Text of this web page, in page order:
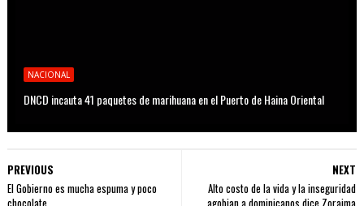
NACIONAL
DNCD incauta 41 paquetes de marihuana en el Puerto de Haina Oriental
NEXT
Alto costo de la vida y la inseguridad
PREVIOUS
El Gobierno es mucha espuma y poco